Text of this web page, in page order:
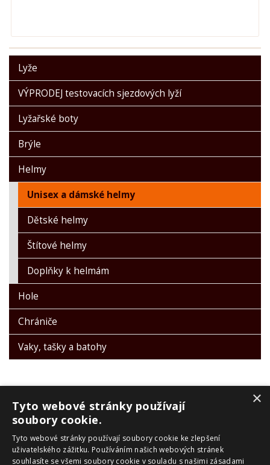
Lyže
VÝPRODEJ testovacích sjezdových lyží
Lyžařské boty
Brýle
Helmy
Unisex a dámské helmy
Dětské helmy
Štítové helmy
Doplňky k helmám
Hole
Chrániče
Vaky, tašky a batohy
PRO ZÁKAZNÍKY
×
Tyto webové stránky používají
soubory cookie.
Tyto webové stránky používají soubory cookie ke zlepšení
uživatelského zážitku. Používáním našich webových stránek
souhlasíte se všemi soubory cookie v souladu s našimi zásadami